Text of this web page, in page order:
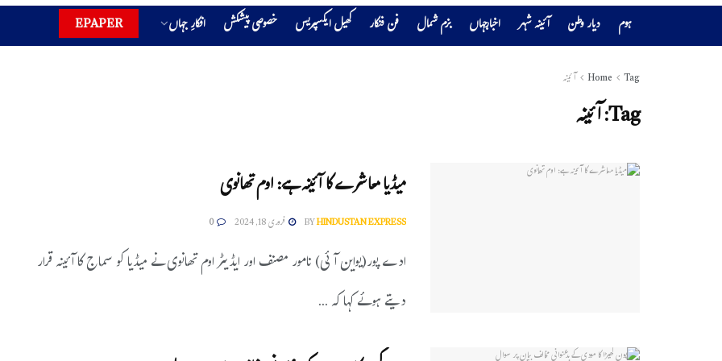
ہوم دیار وطن آئینہ شہر اخبارجہاں بزم شمال فن فنکار کھیل ایکسپریس خصوصی پیشکش افکارِ جہاں EPAPER
Home Tag آئینہ
Tag:آئینہ
میڈیا معاشرے کا آئینہ ہے: اوم تھانوی
BYHINDUSTAN EXPRESS فروری 18, 2024 0
ادے پور(یواین آئی) نامور مصنف اور ایڈیٹر اوم تھانوی نے میڈیا کو سماج کا آئینہ قرار
دیتے ہوئے کہا کہ ...